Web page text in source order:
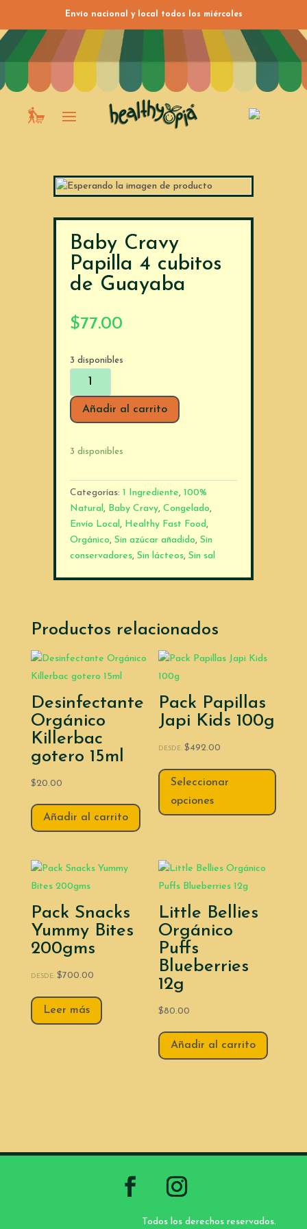
Envío nacional y local todos los miércoles
Baby Cravy
Papilla 4 cubitos
de Guayaba
$77.00
3 disponibles
Baby
Papilla
4
de
Añadir al carrito
3 disponibles
Categorías:1 Ingrediente,100%
Natural, Baby Cravy,Congelado,
Envío Local, Healthy Fast Food,
Orgánico,Sin azúcar añadido,Sin
conservadores,Sin lácteos,Sin sal
Productos relacionados
Desinfectante
Orgánico
Killerbac
gotero 15ml
$20.00
Añadir al carrito
Pack Papillas
Japi Kids 100g
DESDE:$492.00
Seleccionar
opciones
Pack Snacks
Yummy Bites
200gms
DESDE: $700.00
Leer más
Little Bellies
Orgánico
Puffs
Blueberries
12g
$80.00
Añadir al carrito
Todos los derechos reservados.